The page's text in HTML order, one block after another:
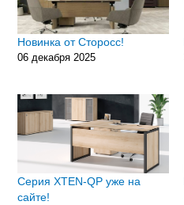
Новинка от Сторосс!
06 декабря 2025
Серия XTEN-QP уже на
сайте!